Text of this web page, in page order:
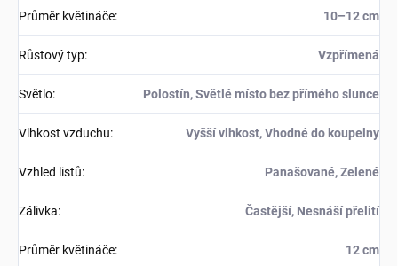
Průměr květináče: 10–12 cm
Růstový typ: Vzpřímená
Světlo: Polostín, Světlé místo bez přímého slunce
Vlhkost vzduchu: Vyšší vlhkost, Vhodné do koupelny
Vzhled listů: Panašované, Zelené
Zálivka: Častější, Nesnáší přelití
Průměr květináče: 12 cm